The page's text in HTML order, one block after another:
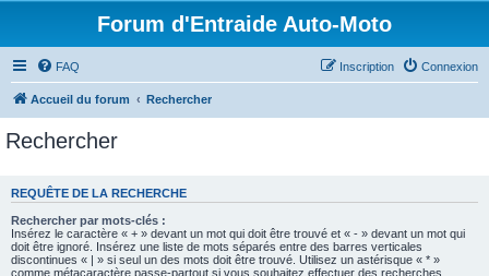
Forum d'Entraide Auto-Moto
FAQ Connexion
Inscription
Accueil du forum Rechercher
Rechercher
REQUÊTE DE LA RECHERCHE
Rechercher par mots-clés :
Insérez le caractère « + » devant un mot qui doit être trouvé et « - » devant un mot qui
doit être ignoré. Insérez une liste de mots séparés entre des barres verticales
discontinues « | » si seul un des mots doit être trouvé. Utilisez un astérisque « * »
comme métacaractère passe-partout si vous souhaitez effectuer des recherches